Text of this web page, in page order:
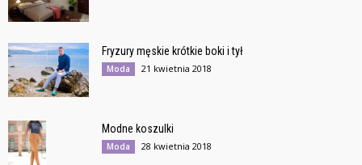
Fryzury męskie krótkie boki i tył
Moda 21 kwietnia 2018
Modne koszulki
Moda 28 kwietnia 2018